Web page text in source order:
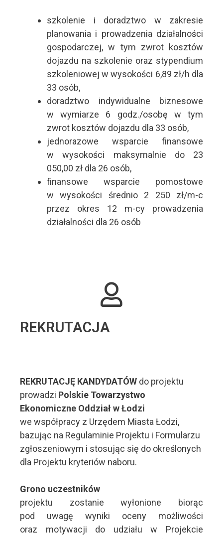
szkolenie i doradztwo w zakresie
planowania i prowadzenia działalności
gospodarczej, w tym zwrot kosztów
dojazdu na szkolenie oraz stypendium
szkoleniowej w wysokości 6,89 zł/h dla
33 osób,
doradztwo indywidualne biznesowe
w wymiarze 6 godz./osobę w tym
zwrot kosztów dojazdu dla 33 osób,
jednorazowe wsparcie finansowe
w wysokości maksymalnie do 23
050,00 zł dla 26 osób,
finansowe wsparcie pomostowe
w wysokości średnio 2 250 zł/m-c
przez okres 12 m-cy prowadzenia
działalności dla 26 osób
REKRUTACJA
REKRUTACJĘ KANDYDATÓW do projektu
prowadzi Polskie Towarzystwo
Ekonomiczne Oddział w Łodzi
we współpracy z Urzędem Miasta Łodzi,
bazując na Regulaminie Projektu i Formularzu
zgłoszeniowym i stosując się do określonych
dla Projektu kryteriów naboru.
Grono uczestników
projektu zostanie wyłonione biorąc
pod uwagę wyniki oceny możliwości
oraz motywacji do udziału w Projekcie